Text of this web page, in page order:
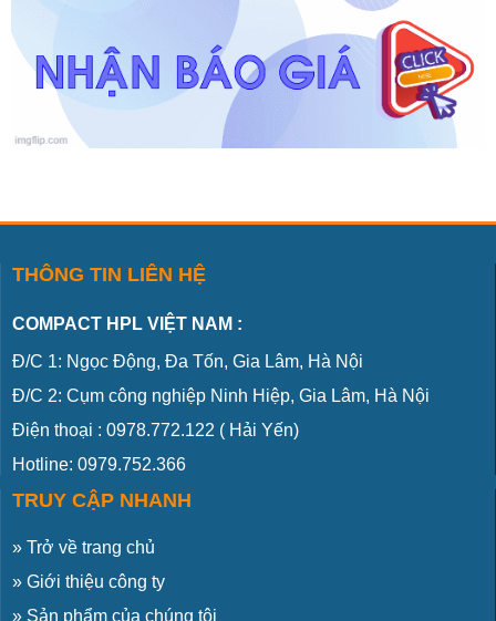
THÔNG TIN LIÊN HỆ
COMPACT HPL VIỆT NAM :
Đ/C 1: Ngọc Động, Đa Tốn, Gia Lâm, Hà Nội
Đ/C 2: Cụm công nghiệp Ninh Hiệp, Gia Lâm, Hà Nội
Điện thoại : 0978.772.122 ( Hải Yến)
Hotline: 0979.752.366
TRUY CẬP NHANH
» Trở về trang chủ
» Giới thiệu công ty
» Sản phẩm của chúng tôi